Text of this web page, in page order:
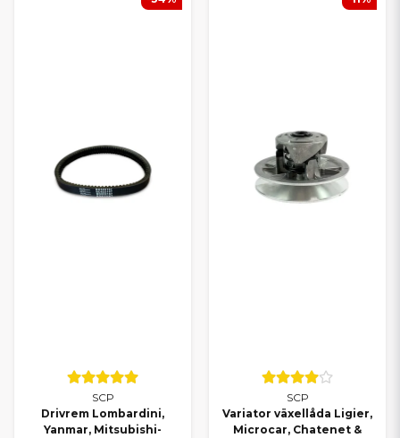
Alla delar till Aixam
TRYGGT VAL FÖR DIN
MOPEDBIL
Oavsett om du kör Ligier, Aixam, Microcar, Chatenet, Casalini
SCP
Drivrem Lombardini,
Yanmar, Mitsubishi-
SCP
Variator växellåda Ligier,
Microcar, Chatenet &